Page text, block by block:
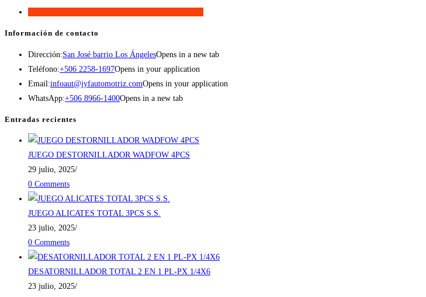
Información de contacto
Dirección:San José barrio Los ÁngelesOpens in a new tab
Teléfono:+506 2258-1697Opens in your application
Email:infoaut@jyfautomotriz.comOpens in your application
WhatsApp:+506 8966-1400Opens in a new tab
Entradas recientes
JUEGO DESTORNILLADOR WADFOW 4PCS
29 julio, 2025/
0 Comments
JUEGO ALICATES TOTAL 3PCS S.S.
23 julio, 2025/
0 Comments
DESATORNILLADOR TOTAL 2 EN 1 PL-PX 1/4X6
23 julio, 2025/